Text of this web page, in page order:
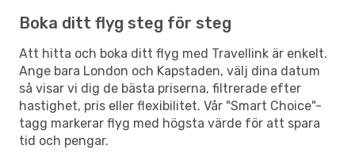
Boka ditt flyg steg för steg
Att hitta och boka ditt flyg med Travellink är enkelt.
Ange bara London och Kapstaden, välj dina datum
så visar vi dig de bästa priserna, filtrerade efter
hastighet, pris eller flexibilitet. Vår "Smart Choice"-
tagg markerar flyg med högsta värde för att spara
tid och pengar.